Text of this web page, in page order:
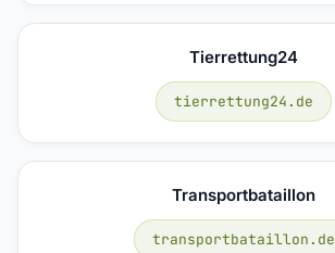
Tierrettung24
tierrettung24.de
Transportbataillon
transportbataillon.de